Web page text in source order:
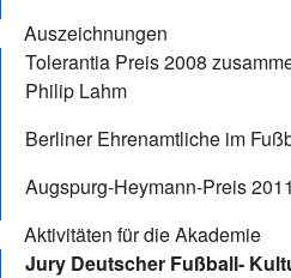
Auszeichnungen
Tolerantia Preis 2008
Philip Lahm
Berliner Ehrenamtliche im
Augspurg-Heymann-Preis 2011
Aktivitäten für die Akademie
Jury Deutscher Fußball-